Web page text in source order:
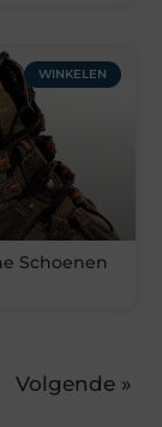
WINKELEN
Schoenen
Volgende »